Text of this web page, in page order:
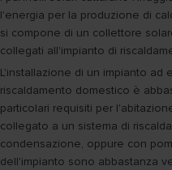
l'energia per la produzione di
si compone di un collettore
collegati all'impianto di
L'installazione di un impianto ad
riscaldamento domestico è
particolari requisiti per
collegato a un sistema di
condensazione, oppure con
dell'impianto sono abbastanza